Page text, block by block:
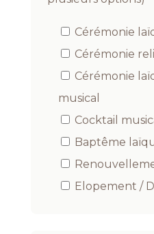
Cérémonie
Cérémonie
Cérémonie
musical
Cocktail
Baptême
Elopement /